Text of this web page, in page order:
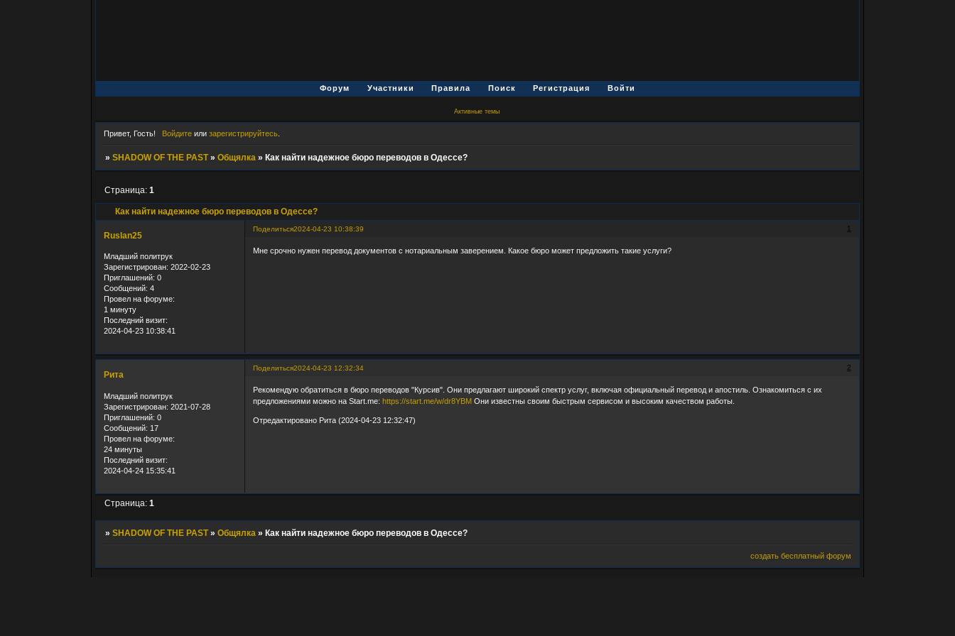
Форум Участники Правила Поиск Регистрация Войти
Активные темы
Привет, Гость! Войдитеили зарегистрируйтесь.
» SHADOW OF THE PAST » Общялка » Как найти надежное бюро переводов в Одессе?
Как найти надежное бюро переводов в Одессе?
Страница: 1
Поделиться 1
2024-04-23 10:38:39
Ruslan25
Младший политрук
Зарегистрирован: 2022-02-23
Приглашений: 0
Сообщений: 4
Провел на форуме:
1 минуту
Последний визит:
2024-04-23 10:38:41
Мне срочно нужен перевод документов с нотариальным заверением. Какое бюро может предложить такие услуги?
Поделиться 2
2024-04-23 12:32:34
Рита
Младший политрук
Зарегистрирован: 2021-07-28
Приглашений: 0
Сообщений: 17
Провел на форуме:
24 минуты
Последний визит:
2024-04-24 15:35:41
Рекомендую обратиться в бюро переводов "Курсив". Они предлагают широкий спектр услуг, включая официальный перевод и апостиль. Ознакомиться с их
предложениями можно на Start.me:https://start.me/w/dr8YBM Они известны своим быстрым сервисом и высоким качеством работы.
Отредактировано Рита (2024-04-23 12:32:47)
Страница: 1
» SHADOW OF THE PAST » Общялка » Как найти надежное бюро переводов в Одессе?
создать бесплатный форум